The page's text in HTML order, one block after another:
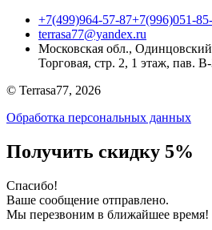
+7(499)964-57-87+7(996)051-
terrasa77@yandex.ru
Московская обл.,
Торговая, стр. 2, 1 этаж, пав.
© Terrasa77, 2026
Обработка персональных данных
Получить скидку 5%
Cпасибо!
Ваше сообщение отправлено.
Мы перезвоним в ближайшее время!